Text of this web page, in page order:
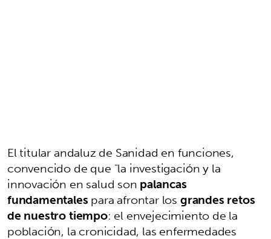
El titular andaluz de Sanidad en funciones,
convencido de que "la investigación y la
innovación en salud sonpalancas
fundamentalespara afrontar losgrandes retos
de nuestro tiempo: el envejecimiento de la
población, la cronicidad, las enfermedades